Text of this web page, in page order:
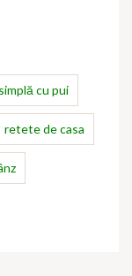
cu pui
retete de casa